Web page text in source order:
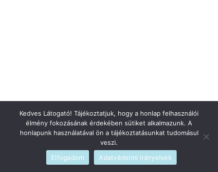
Szerzői jogi © 2026blog | Fejlesztetteadmin | SzolgáltatóWordPress
Kedves Látogató! Tájékoztatjuk, hogy a honlap felhasználói
élmény fokozásának érdekében sütiket alkalmazunk. A
honlapunk használatával ön a tájékoztatásunkat tudomásul
veszi.
Elfogadom
Adatvédelmi irányelvek